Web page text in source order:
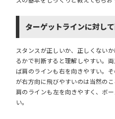
ターゲットラインに対し
スタンスが正しいか、正しくない
るかで判断すると理解しやすい。
ば肩のラインも右を向きやすい。
が右方向に飛びやすいのは当然の
肩のラインも左を向きやすく、ボ
い。